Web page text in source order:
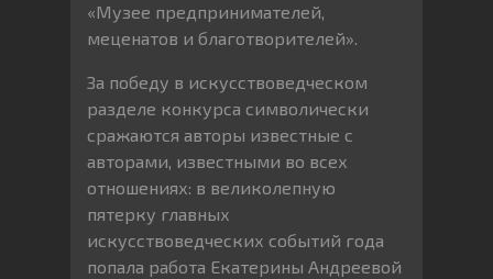
«Музее предпринимателей,
меценатов и благотворителей».
За победу в искусствоведческом
разделе конкурса символически
сражаются авторы известные с
авторами, известными во всех
отношениях: в великолепную
пятерку главных
искусствоведческих событий года
попала работа Екатерины Андреевой